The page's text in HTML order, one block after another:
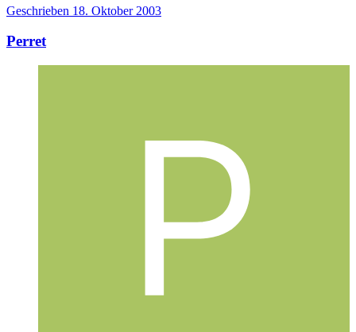
Geschrieben 18. Oktober 2003
Perret